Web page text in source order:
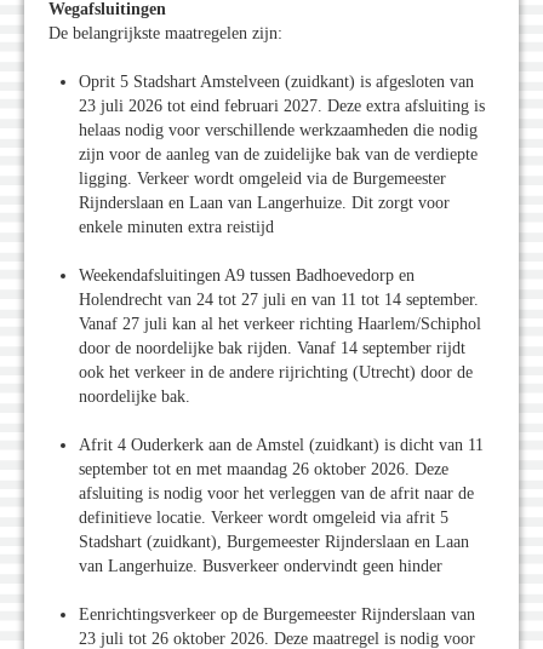
Wegafsluitingen
De belangrijkste maatregelen zijn:
Oprit 5 Stadshart Amstelveen (zuidkant) is afgesloten van
23 juli 2026 tot eind februari 2027. Deze extra afsluiting is
helaas nodig voor verschillende werkzaamheden die nodig
zijn voor de aanleg van de zuidelijke bak van de verdiepte
ligging. Verkeer wordt omgeleid via de Burgemeester
Rijnderslaan en Laan van Langerhuize. Dit zorgt voor
enkele minuten extra reistijd
Weekendafsluitingen A9 tussen Badhoevedorp en
Holendrecht van 24 tot 27 juli en van 11 tot 14 september.
Vanaf 27 juli kan al het verkeer richting Haarlem/Schiphol
door de noordelijke bak rijden. Vanaf 14 september rijdt
ook het verkeer in de andere rijrichting (Utrecht) door de
noordelijke bak.
Afrit 4 Ouderkerk aan de Amstel (zuidkant) is dicht van 11
september tot en met maandag 26 oktober 2026. Deze
afsluiting is nodig voor het verleggen van de afrit naar de
definitieve locatie. Verkeer wordt omgeleid via afrit 5
Stadshart (zuidkant), Burgemeester Rijnderslaan en Laan
van Langerhuize. Busverkeer ondervindt geen hinder
Eenrichtingsverkeer op de Burgemeester Rijnderslaan van
23 juli tot 26 oktober 2026. Deze maatregel is nodig voor